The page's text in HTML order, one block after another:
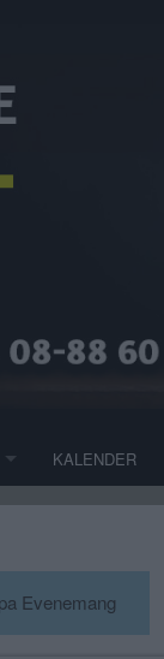
KALENDER
Evenemang